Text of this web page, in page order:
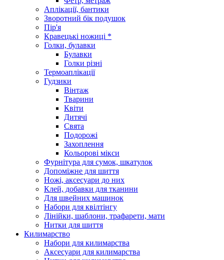
Аплікації, бантики
Зворотний бік подушок
Пір'я
Кравецькі ножиці *
Голки, булавки
Булавки
Голки різні
Термоаплікації
Гудзики
Вінтаж
Тварини
Квіти
Дитячі
Свята
Подорожі
Захоплення
Кольорові мікси
Фурнітура для сумок, шкатулок
Допоміжне для шиття
Ножі, аксесуари до них
Клей, добавки для тканини
Для швейних машинок
Набори для квілтінгу
Лінійки, шаблони, трафарети, мати
Нитки для шиття
Килимарство
Набори для килимарства
Аксесуари для килимарства